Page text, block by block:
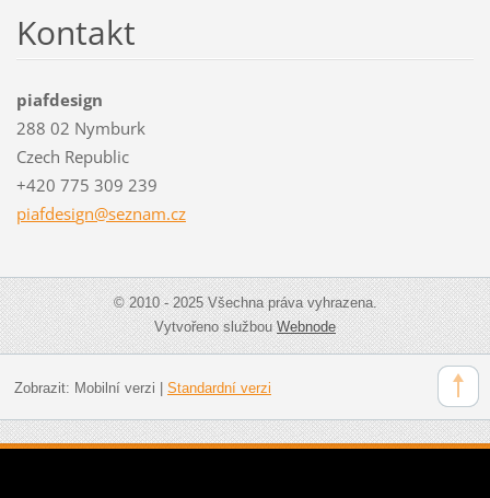
Kontakt
piafdesign
288 02 Nymburk
Czech Republic
+420 775 309 239
piafdesign@seznam.cz
© 2010 - 2025 Všechna práva vyhrazena.
Vytvořeno službouWebnode
Zobrazit: Mobilní verzi Standardní verzi